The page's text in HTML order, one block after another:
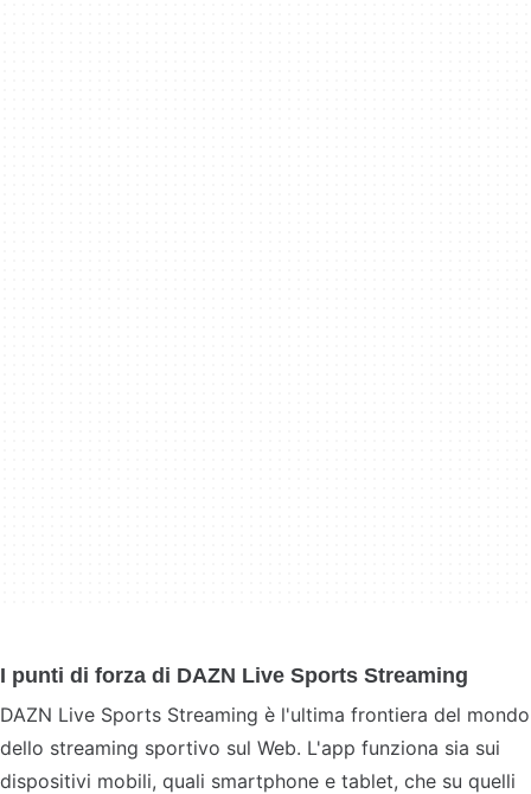
I punti di forza di DAZN Live Sports Streaming
DAZN Live Sports Streaming è l'ultima frontiera del mondo
dello streaming sportivo sul Web. L'app funziona sia sui
dispositivi mobili, quali smartphone e tablet, che su quelli